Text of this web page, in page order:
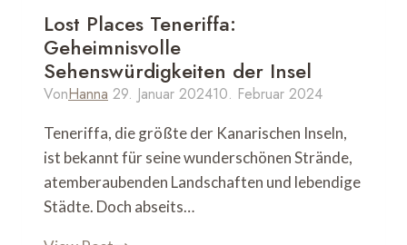
ein
perfektes
Wochenende
Lost Places Teneriffa:
Geheimnisvolle
Sehenswürdigkeiten der Insel
VonHanna 29. Januar 202410. Februar 2024
Teneriffa, die größte der Kanarischen Inseln,
ist bekannt für seine wunderschönen Strände,
atemberaubenden Landschaften und lebendige
Städte. Doch abseits…